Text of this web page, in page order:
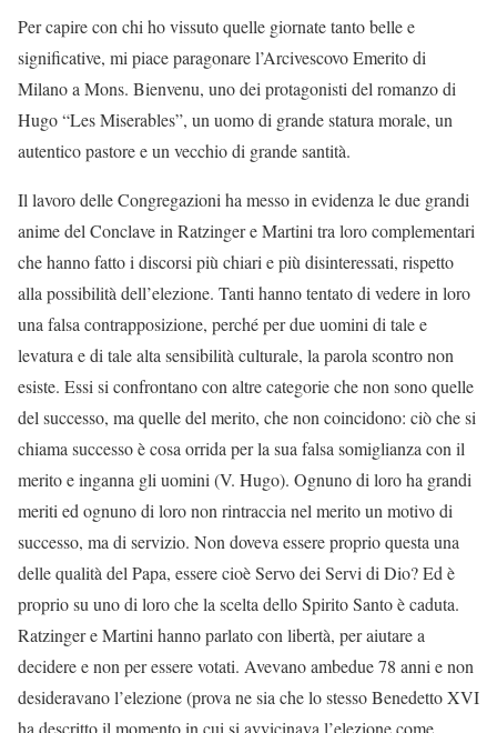
Per capire con chi ho vissuto quelle giornate tanto belle e
significative, mi piace paragonare l’Arcivescovo Emerito di
Milano a Mons. Bienvenu, uno dei protagonisti del romanzo di
Hugo “Les Miserables”, un uomo di grande statura morale, un
autentico pastore e un vecchio di grande santità.
Il lavoro delle Congregazioni ha messo in evidenza le due grandi
anime del Conclave in Ratzinger e Martini tra loro complementari
che hanno fatto i discorsi più chiari e più disinteressati, rispetto
alla possibilità dell’elezione. Tanti hanno tentato di vedere in loro
una falsa contrapposizione, perché per due uomini di tale e
levatura e di tale alta sensibilità culturale, la parola scontro non
esiste. Essi si confrontano con altre categorie che non sono quelle
del successo, ma quelle del merito, che non coincidono: ciò che si
chiama successo è cosa orrida per la sua falsa somiglianza con il
merito e inganna gli uomini (V. Hugo). Ognuno di loro ha grandi
meriti ed ognuno di loro non rintraccia nel merito un motivo di
successo, ma di servizio. Non doveva essere proprio questa una
delle qualità del Papa, essere cioè Servo dei Servi di Dio? Ed è
proprio su uno di loro che la scelta dello Spirito Santo è caduta.
Ratzinger e Martini hanno parlato con libertà, per aiutare a
decidere e non per essere votati. Avevano ambedue 78 anni e non
desideravano l’elezione (prova ne sia che lo stesso Benedetto XVI
ha descritto il momento in cui si avvicinava l’elezione come